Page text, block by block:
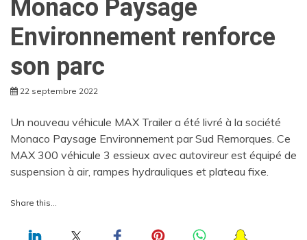
Monaco Paysage
Environnement renforce
son parc
22 septembre 2022
Un nouveau véhicule MAX Trailer a été livré à la société
Monaco Paysage Environnement par Sud Remorques. Ce
MAX 300 véhicule 3 essieux avec autovireur est équipé de
suspension à air, rampes hydrauliques et plateau fixe.
Share this…